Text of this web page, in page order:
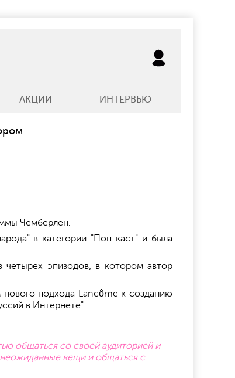
АКЦИИ ИНТЕРВЬЮ
Чемберлен.
в категории "Поп-каст" и была
эпизодов, в котором автор
нового подхода Lancôme к созданию
в Интернете".
общаться со своей аудиторией и
неожиданные вещи и общаться с